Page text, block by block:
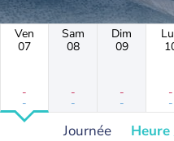
Ven
07
-
-
Sam
08
-
-
Dim
09
-
-
-
-
Journée